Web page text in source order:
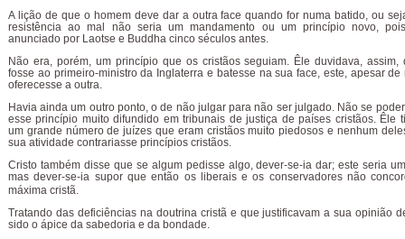
A lição de que o homem deve dar a outra face quando for numa batido, ou
resistência ao mal não seria um mandamento ou um princípio novo,
anunciado por Laotse e Buddha cinco séculos antes.
Não era, porém, um princípio que os cristãos seguiam. Êle duvidava, assim,
fosse ao primeiro-ministro da Inglaterra e batesse na sua face, este, apesar de
oferecesse a outra.
Havia ainda um outro ponto, o de não julgar para não ser julgado. Não se
esse princípio muito difundido em tribunais de justiça de países cristãos. Êle
um grande número de juízes que eram cristãos muito piedosos e nenhum
sua atividade contrariasse princípios cristãos.
Cristo também disse que se algum pedisse algo, dever-se-ia dar; este seria
mas dever-se-ia supor que então os liberais e os conservadores não
máxima cristã.
Tratando das deficiências na doutrina cristã e que justificavam a sua opinião
sido o ápice da sabedoria e da bondade.